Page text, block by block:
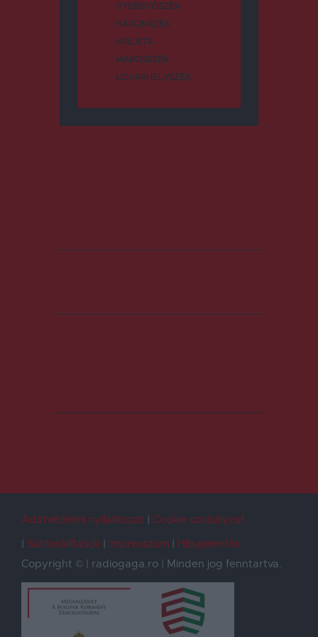
GYERGYÓSZÉK
HÁROMSZÉK
HÍRLISTA
MAROSSZÉK
UDVARHELYSZÉK
Adatvédelmi nyilatkozat
Cookie szabályzat
Sütibeállítások
Impresszum
Hibajelentés
Copyright © | radiogaga.ro | Minden jog fenntartva.